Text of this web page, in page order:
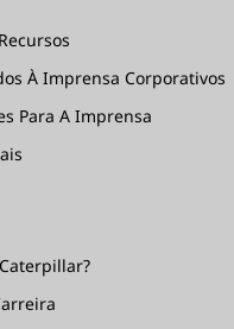
À Imprensa Corporativos
Para A Imprensa